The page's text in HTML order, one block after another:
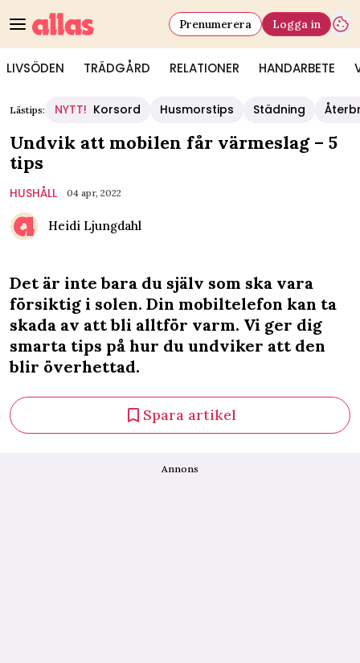
LIVSÖDEN TRÄDGÅRD RELATIONER HANDARBETE
Prenumerera Logga in
Lästips: NYTT! Korsord Husmorstips Städning
Undvik att mobilen får värmeslag – 5
tips
HUSHÅLL 04 apr, 2022
Heidi Ljungdahl
Det är inte bara du själv som ska vara
försiktig i solen. Din mobiltelefon kan ta
skada av att bli alltför varm. Vi ger dig
smarta tips på hur du undviker att den
blir överhettad.
Spara artikel
Annons